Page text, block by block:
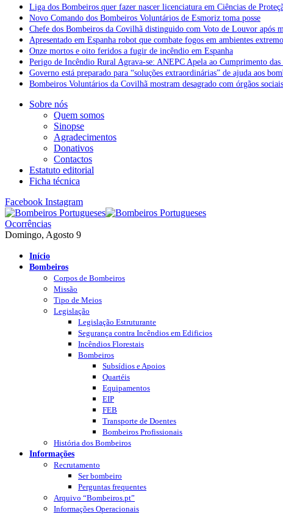
Liga dos Bombeiros quer fazer nascer licenciatura em Ciências de
Novo Comando dos Bombeiros Voluntários de Esmoriz toma posse
Chefe dos Bombeiros da Covilhã distinguido com Voto de Louvor após
Apresentado em Espanha robot que combate fogos em ambientes
Onze mortos e oito feridos a fugir de incêndio em Espanha
Perigo de Incêndio Rural Agrava-se: ANEPC Apela ao Cumprimento das
Governo está preparado para “soluções extraordinárias” de ajuda aos
Bombeiros Voluntários da Covilhã mostram desagrado com órgãos
Sobre nós
Quem somos
Sinopse
Agradecimentos
Donativos
Contactos
Estatuto editorial
Ficha técnica
Facebook Instagram
Ocorrências
Domingo, Agosto 9
Início
Bombeiros
Corpos de Bombeiros
Missão
Tipo de Meios
Legislação
Legislação Estruturante
Segurança contra Incêndios em Edificios
Incêndios Florestais
Bombeiros
Subsídios e Apoios
Quartéis
Equipamentos
EIP
FEB
Transporte de Doentes
Bombeiros Profissionais
História dos Bombeiros
Informações
Recrutamento
Ser bombeiro
Perguntas frequentes
Arquivo “Bombeiros.pt”
Informações Operacionais